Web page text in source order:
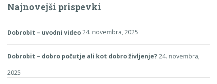
Najnovejši prispevki
Dobrobit – uvodni video24. novembra, 2025
Dobrobit – dobro počutje ali kot dobro življenje? 24. novembra,
2025